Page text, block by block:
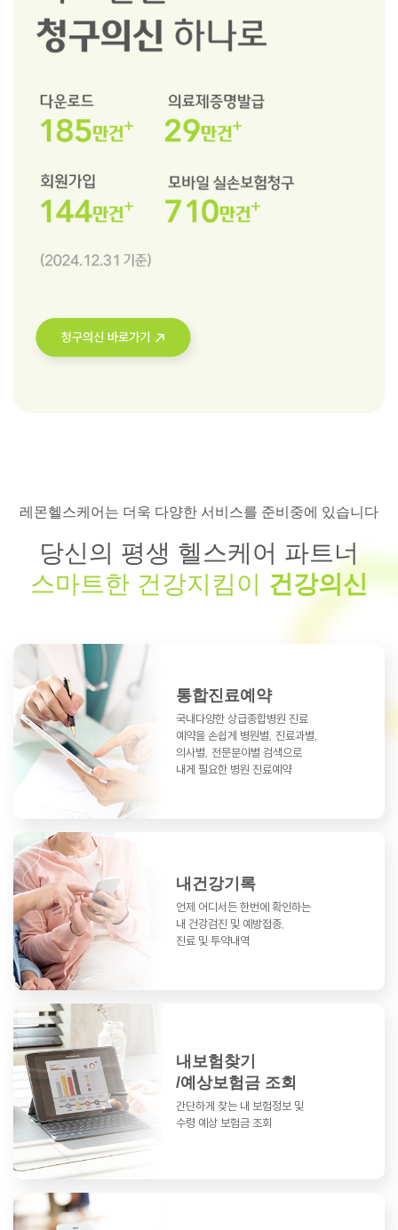
레몬헬스케어는 더욱 다양한 서비스를 준비중에 있습니다
당신의 평생 헬스케어 파트너
스마트한 건강지킴이 건강의신
통합진료예약
국내다양한 상급종합병원 진료
예약을손쉽게 병원별, 진료과별,
의사별, 전문분야별 검색으로
내게 필요한 병원 진료예약
내건강기록
언제 어디서든 한번에 확인하는
내 건강검진 및 예방접종,
진료 및 투약내역
내보험찾기
/예상보험금 조회
간단하게 찾는 내 보험정보 및
수령 예상 보험금 조회